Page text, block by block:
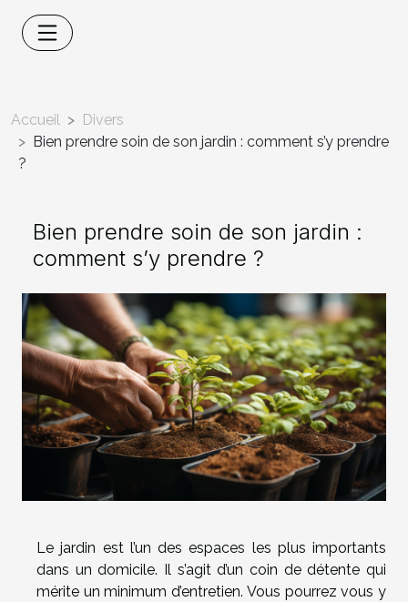
Accueil
Divers
Bien prendre soin de son jardin : comment s’y prendre
?
Bien prendre soin de son jardin :
comment s’y prendre ?
Le jardin est l’un des espaces les plus importants
dans un domicile. Il s’agit d’un coin de détente qui
mérite un minimum d’entretien. Vous pourrez vous y